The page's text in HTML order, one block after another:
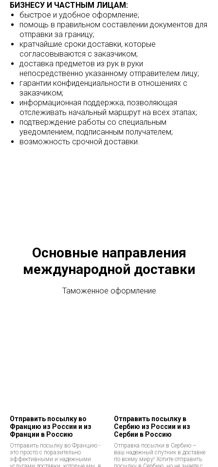
БИЗНЕСУ И ЧАСТНЫМ ЛИЦАМ:
быстрое и удобное оформление;
помощь в правильном составлении документов для
отправки за границу;
кратчайшие сроки доставки, которые
согласовываются с заказчиком;
доставка предметов из рук в руки
непосредственно указанному отправителем лицу;
гарантии конфиденциальности в отношениях с
заказчиком;
информационная поддержка, позволяющая
отслеживать начальный маршрут на всех этапах;
подтверждение работы со специальным
уведомлением, подписанным получателем;
возможность срочной доставки.
Основные направления
международной доставки
Таможенное оформление
Отправить посылку во
Францию из России и из
Франции в Россию
Отправить посылку во Францию -
это просто с поразительно
эффективными и надежными
Отправить посылку в
Сербию из России и из
Сербии в Россию
Отправка посылки в Сербию –
ваш надежный спутник в доставке
по всему миру! Хотите отправить